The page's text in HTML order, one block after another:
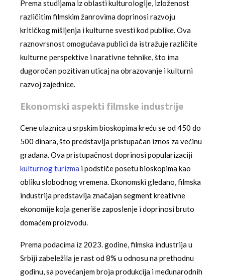
Prema studijama iz oblasti kulturologije, izloženost
različitim filmskim žanrovima doprinosi razvoju
kritičkog mišljenja i kulturne svesti kod publike. Ova
raznovrsnost omogućava publici da istražuje različite
kulturne perspektive i narativne tehnike, što ima
dugoročan pozitivan uticaj na obrazovanje i kulturni
razvoj zajednice.
Ekonomski aspekti filmske industrije
Cene ulaznica u srpskim bioskopima kreću se od 450 do
500 dinara, što predstavlja pristupačan iznos za većinu
građana. Ova pristupačnost doprinosi popularizaciji
kulturnog turizma i podstiče posetu bioskopima kao
obliku slobodnog vremena. Ekonomski gledano, filmska
industrija predstavlja značajan segment kreativne
ekonomije koja generiše zaposlenje i doprinosi bruto
domaćem proizvodu.
Prema podacima iz 2023. godine, filmska industrija u
Srbiji zabeležila je rast od 8% u odnosu na prethodnu
godinu, sa povećanjem broja produkcija i međunarodnih